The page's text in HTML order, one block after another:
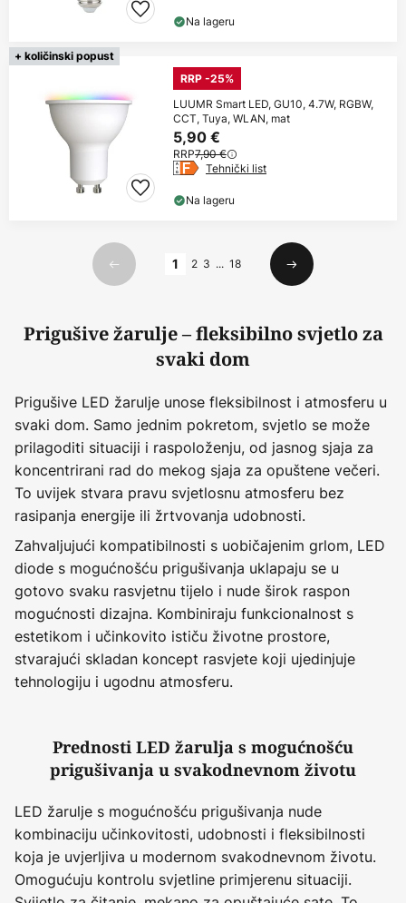
Na lageru
+ količinski popust
RRP -25%
LUUMR Smart LED, GU10, 4.7W, RGBW,
CCT, Tuya, WLAN, mat
5,90 €
RRP7,90 €
Tehnički list
Na lageru
Prethodno
1 2 3 ... 18
Sljedeći
Prigušive žarulje – fleksibilno svjetlo za
svaki dom
Prigušive LED žarulje unose fleksibilnost i atmosferu u
svaki dom. Samo jednim pokretom, svjetlo se može
prilagoditi situaciji i raspoloženju, od jasnog sjaja za
koncentrirani rad do mekog sjaja za opuštene večeri.
To uvijek stvara pravu svjetlosnu atmosferu bez
rasipanja energije ili žrtvovanja udobnosti.
Zahvaljujući kompatibilnosti s uobičajenim grlom, LED
diode s mogućnošću prigušivanja uklapaju se u
gotovo svaku rasvjetnu tijelo i nude širok raspon
mogućnosti dizajna. Kombiniraju funkcionalnost s
estetikom i učinkovito ističu životne prostore,
stvarajući skladan koncept rasvjete koji ujedinjuje
tehnologiju i ugodnu atmosferu.
Prednosti LED žarulja s mogućnošću
prigušivanja u svakodnevnom životu
LED žarulje s mogućnošću prigušivanja nude
kombinaciju učinkovitosti, udobnosti i fleksibilnosti
koja je uvjerljiva u modernom svakodnevnom životu.
Omogućuju kontrolu svjetline primjerenu situaciji.